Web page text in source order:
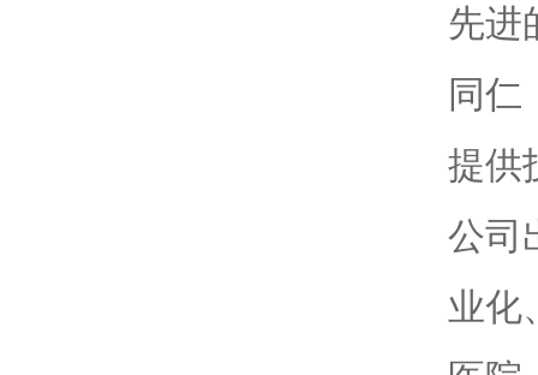
先进
同仁
提供
公司
业化